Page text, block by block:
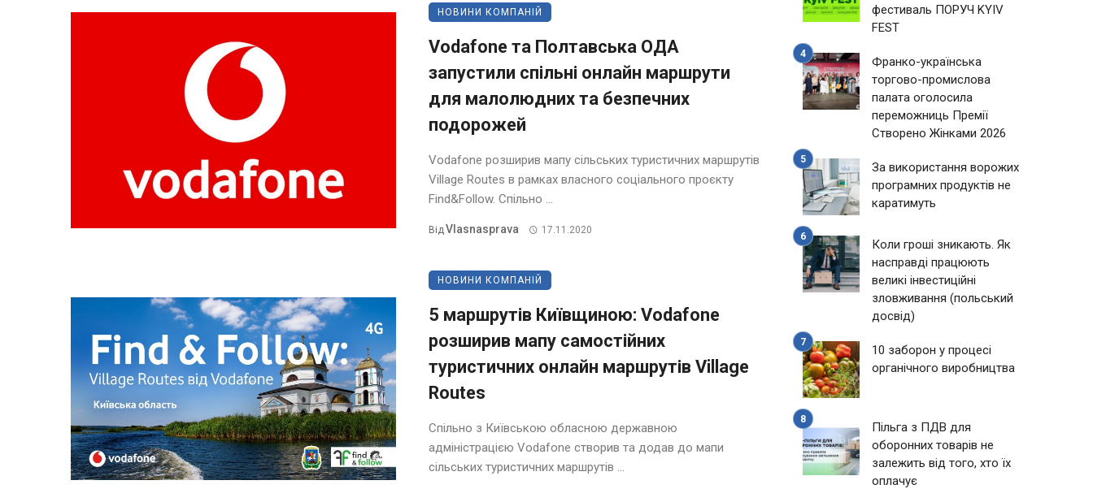
НОВИНИ КОМПАНІЙ
Vodafone та Полтавська ОДА
запустили спільні онлайн маршрути
для малолюдних та безпечних
подорожей
Vodafone розширив мапу сільських туристичних маршрутів
Village Routes в рамках власного соціального проєкту
Find&Follow. Спільно ...
ВідVlasnasprava 17.11.2020
НОВИНИ КОМПАНІЙ
5 маршрутів Київщиною: Vodafone
розширив мапу самостійних
туристичних онлайн маршрутів Village
Routes
Спільно з Київською обласною державною
адміністрацією Vodafone створив та додав до мапи
сільських туристичних маршрутів ...
фестиваль ПОРУЧ KYIV
FEST
Франко-українська
торгово-промислова
палата оголосила
переможниць Премії
Створено Жінками 2026
За використання ворожих
програмних продуктів не
каратимуть
Коли гроші зникають. Як
насправді працюють
великі інвестиційні
зловживання (польський
досвід)
10 заборон у процесі
органічного виробництва
Пільга з ПДВ для
оборонних товарів не
залежить від того, хто їх
оплачує